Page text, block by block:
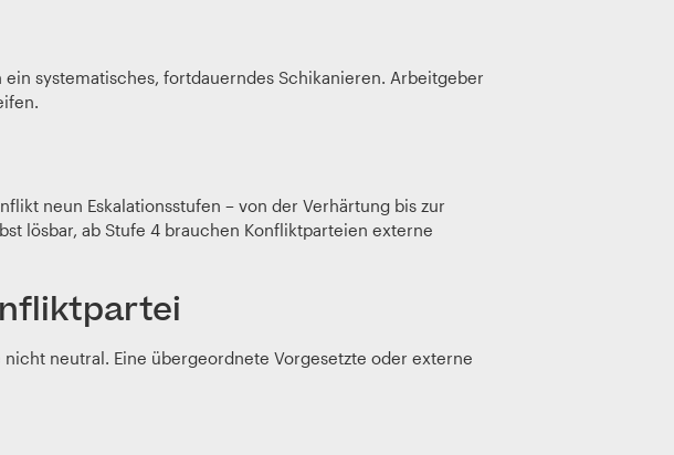
systematisches, fortdauerndes Schikanieren. Arbeitgeber
neun Eskalationsstufen – von der Verhärtung bis zur
lösbar, ab Stufe 4 brauchen Konfliktparteien externe
neutral. Eine übergeordnete Vorgesetzte oder externe